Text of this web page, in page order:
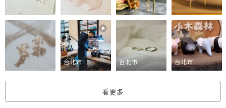
2快捷運送_追蹤或簽收服務 有些國家是包括追蹤號碼及簽收 一般大
概需要七至十個工作天 （視情況而定最長有機會十四個工作天）
優點是可能運送時間比普通的快,但也不能100%保証啊!
請在下單前選擇清楚,如果下單後就不能更改啊！*
本小店是屬於小本經營 如貨品在寄運期間 受到損壞及寄失 我們沒法
為閣下承擔貨物所損失的金額 亦不能因事件發生後辦退貨手續 希望各
台北市 台北市 台北市
看更多